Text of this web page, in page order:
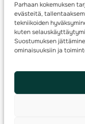
Parhaan kokemuksen
evästeitä,
tekniikoiden
kuten
Suostumuksen
ominaisuuksiin ja
Kartoitus
Ratamestari
© 2025 ·Suomen
info(a)suunnistusliitto.fi,
Kilpailut ja